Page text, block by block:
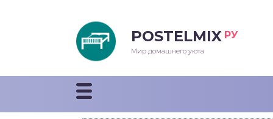
POSTELMIX РУ
Мир домашнего уюта